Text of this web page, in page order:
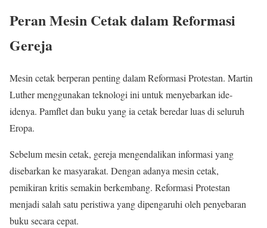
Peran Mesin Cetak dalam Reformasi
Gereja
Mesin cetak berperan penting dalam Reformasi Protestan. Martin
Luther menggunakan teknologi ini untuk menyebarkan ide-
idenya. Pamflet dan buku yang ia cetak beredar luas di seluruh
Eropa.
Sebelum mesin cetak, gereja mengendalikan informasi yang
disebarkan ke masyarakat. Dengan adanya mesin cetak,
pemikiran kritis semakin berkembang. Reformasi Protestan
menjadi salah satu peristiwa yang dipengaruhi oleh penyebaran
buku secara cepat.